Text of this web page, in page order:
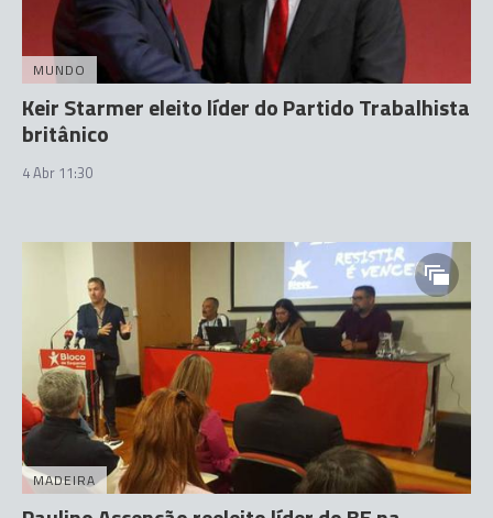
MUNDO
Keir Starmer eleito líder do Partido Trabalhista
britânico
4 Abr 11:30
MADEIRA